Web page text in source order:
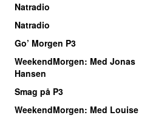
Natradio
Natradio
Go’ Morgen P3
WeekendMorgen: Med Jonas
Hansen
Smag på P3
WeekendMorgen: Med Louise